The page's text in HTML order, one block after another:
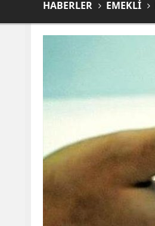
HABERLER EMEKLİ